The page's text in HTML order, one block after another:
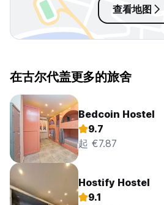
查看地图
在古尔代盖更多的旅舍
Bedcoin Hostel
9.7
起 €7.87
Hostify Hostel
9.1